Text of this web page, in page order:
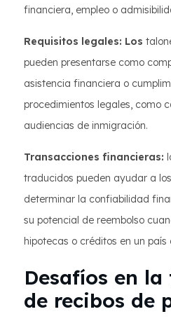
financiera, empleo o
Requisitos legales: Los
pueden presentarse como
asistencia financiera o
procedimientos legales, como
audiencias de inmigración.
Transacciones financieras:
traducidos pueden ayudar a
determinar la confiabilidad
su potencial de reembolso
hipotecas o créditos en un país
Desafíos en
de recibos de